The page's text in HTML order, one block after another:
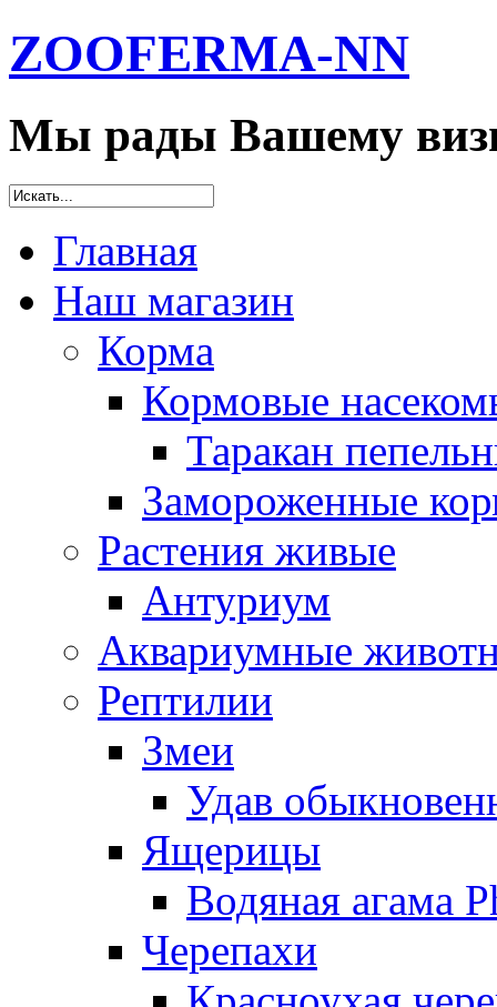
ZOOFERMA-NN
Мы рады Вашему
Главная
Наш магазин
Корма
Кормовые
Таракан
Замороженные
Растения живые
Антуриум
Аквариумные
Рептилии
Змеи
Удав
Ящерицы
Водяная агама
Черепахи